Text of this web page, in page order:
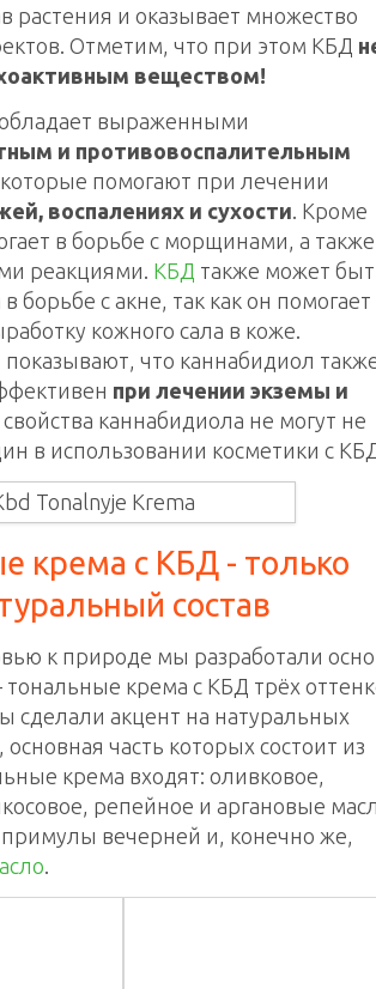
растения и оказывает множество
Отметим, что при этом КБД
веществом!
выраженными
и противовоспалительным
помогают при лечении
воспалениях и сухости. Кроме
в борьбе с морщинами, а также
реакциями. КБД также может
борьбе с акне, так как он помогает
кожного сала в коже.
что каннабидиол
при лечении экземы и
каннабидиола не могут не
в использовании косметики с
крема с КБД - только
состав
к природе мы разработали
тональные крема с КБД трёх
сделали акцент на натуральных
часть которых состоит из
крема входят: оливковое,
репейное и аргановые
вечерней и, конечно же,